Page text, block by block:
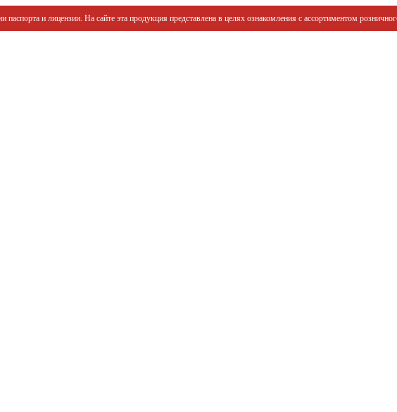
и лицензии. На сайте эта продукция представлена в целях ознакомления с ассортиментом